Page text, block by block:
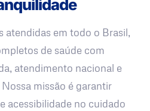
atendidas em todo o Brasil,
de saúde com
atendimento nacional e
missão é garantir
acessibilidade no cuidado